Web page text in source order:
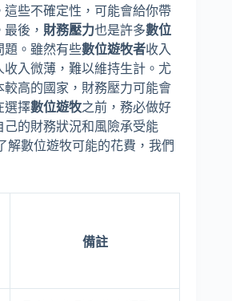
些不確定性，可能會給你帶
後， 財務壓力也是許多數位
題。雖然有些數位遊牧者收入
收入微薄，難以維持生計。尤
較高的國家，財務壓力可能會
選擇數位遊牧之前，務必做好
己的財務狀況和風險承受能
解數位遊牧可能的花費，我們
備註